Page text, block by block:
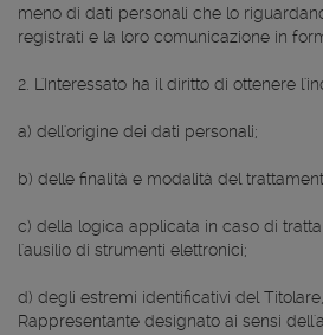
meno di dati personali che lo
registrati e la loro comunicazione in
2. L'Interessato ha il diritto di ottenere
a) dell'origine dei dati personali;
b) delle finalità e modalità del
c) della logica applicata in caso di
l'ausilio di strumenti elettronici;
d) degli estremi identificativi del
Rappresentante designato ai sensi